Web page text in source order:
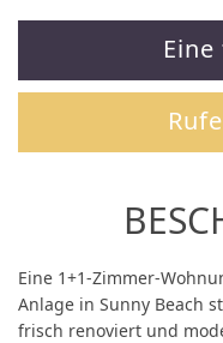
Eine 1+1-Zimmer-
Anlage in Sunny Beach
frisch renoviert und